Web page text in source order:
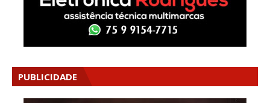
PUBLICIDADE